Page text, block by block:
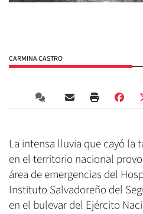
CARMINA CASTRO
La intensa lluvia que cayó la
en el territorio nacional
área de emergencias del
Instituto Salvadoreño del
en el bulevar del Ejército